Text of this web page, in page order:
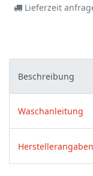
Lieferzeit
Beschreibung
Waschanleitung
Herstellerangaben